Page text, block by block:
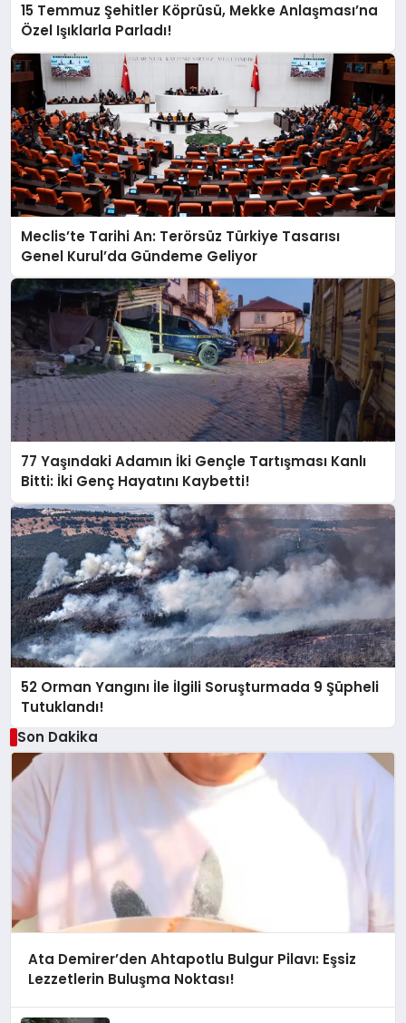
15 Temmuz Şehitler Köprüsü, Mekke Anlaşması’na
Özel Işıklarla Parladı!
Meclis’te Tarihi An: Terörsüz Türkiye Tasarısı
Genel Kurul’da Gündeme Geliyor
77 Yaşındaki Adamın İki Gençle Tartışması Kanlı
Bitti: İki Genç Hayatını Kaybetti!
52 Orman Yangını İle İlgili Soruşturmada 9 Şüpheli
Tutuklandı!
Son Dakika
Ata Demirer’den Ahtapotlu Bulgur Pilavı: Eşsiz
Lezzetlerin Buluşma Noktası!